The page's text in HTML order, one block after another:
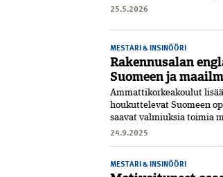
25.5.2026
MESTARI & INSINÖÖRI
Rakennusalan
Suomeen ja
Ammattikorkeakoulut
houkuttelevat Suomeen
saavat valmiuksia toimia
24.9.2025
MESTARI & INSINÖÖRI